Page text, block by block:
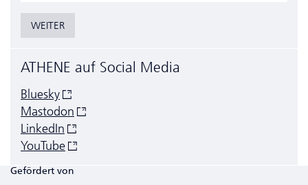
WEITER
ATHENE auf Social Media
Bluesky
Mastodon
LinkedIn
YouTube
Gefördert von